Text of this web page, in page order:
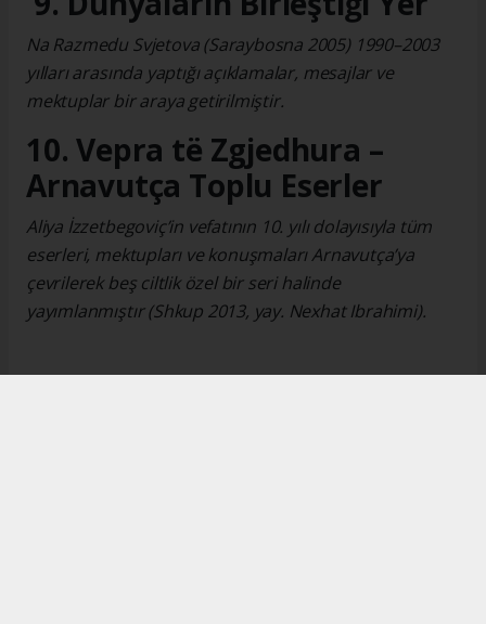
Na Razmedu Svjetova (Saraybosna 2005) 1990–2003
yılları arasında yaptığı açıklamalar, mesajlar ve
mektuplar bir araya getirilmiştir.
10. Vepra të Zgjedhura –
Arnavutça Toplu Eserler
Aliya İzzetbegoviç’in vefatının 10. yılı dolayısıyla tüm
eserleri, mektupları ve konuşmaları Arnavutça’ya
çevrilerek beş ciltlik özel bir seri halinde
yayımlanmıştır (Shkup 2013, yay. Nexhat Ibrahimi).